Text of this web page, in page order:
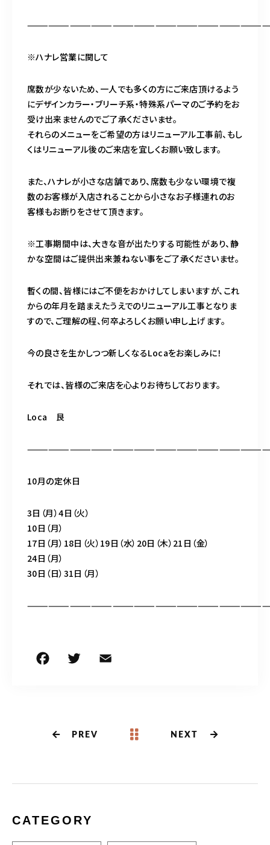
※ハナレ営業に関して
席数が少ないため、一人でも多くの方にご来店頂けるよう
にデザインカラー・ブリーチ系・特殊系パーマのご予約をお
受け出来ませんのでご了承くださいませ。
それらのメニューをご希望の方はリニューアル工事前、もし
くはリニューアル後のご来店を宜しくお願い致します。
また、ハナレが小さな店舗であり、席数も少ない環境で複
数のお客様が入店されることから小さなお子様連れのお
客様もお断りをさせて頂きます。
※工事期間中は、大きな音が出たりする可能性があり、静
かな空間はご提供出来兼ねない事をご了承くださいませ。
暫くの間、皆様にはご不便をおかけしてしまいますが、これ
からの年月を踏まえたうえでのリニューアル工事となりま
すので、ご理解の程、何卒よろしくお願い申し上げます。
今の良さを生かしつつ新しくなるLocaをお楽しみに！
それでは、皆様のご来店を心よりお待ちしております。
Loca 艮
10月の定休日
3日（月）4日（火）
10日（月）
17日（月）18日（火）19日（水）20日（木）21日（金）
24日（月）
30日（日）31日（月）
PREV NEXT
CATEGORY